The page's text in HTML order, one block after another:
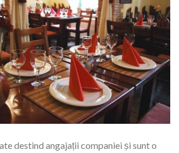
destind angajații companiei și sunt o